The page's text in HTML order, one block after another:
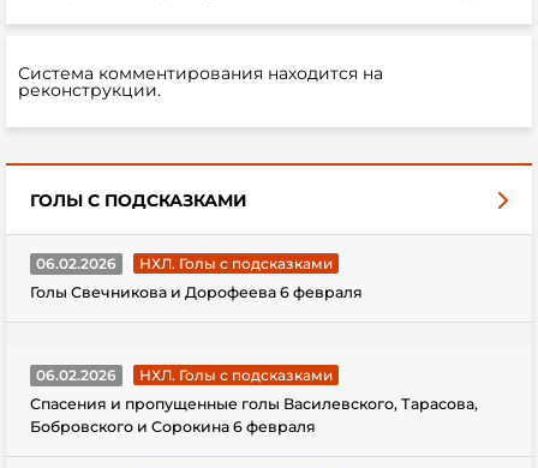
Система комментирования находится на
реконструкции.
ГОЛЫ С ПОДСКАЗКАМИ
06.02.2026
НХЛ. Голы с подсказками
Голы Свечникова и Дорофеева 6 февраля
06.02.2026
НХЛ. Голы с подсказками
Спасения и пропущенные голы Василевского, Тарасова,
Бобровского и Сорокина 6 февраля